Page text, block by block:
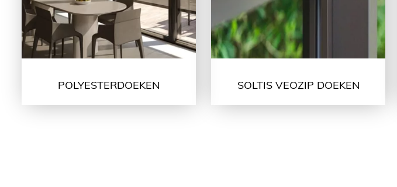
POLYESTERDOEKEN SOLTIS VEOZIP DOEKEN